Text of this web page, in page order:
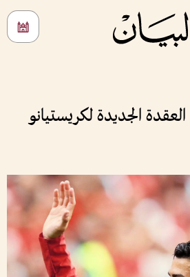
الجديدة لكريستيانو